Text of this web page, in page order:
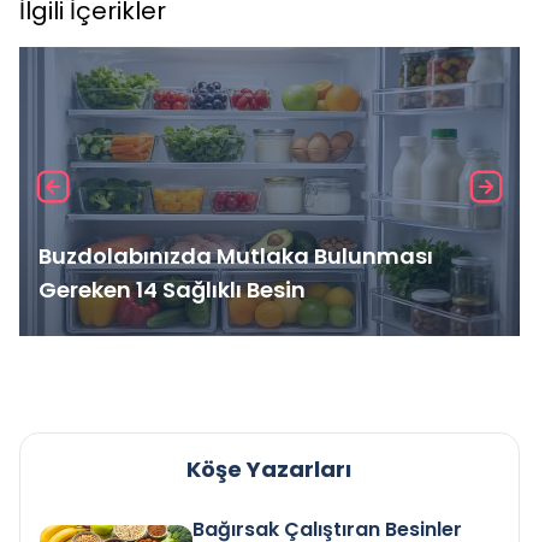
İlgili İçerikler
Buzdolabınızda Mutlaka Bulunması
Gereken 14 Sağlıklı Besin
Köşe Yazarları
Bağırsak Çalıştıran Besinler